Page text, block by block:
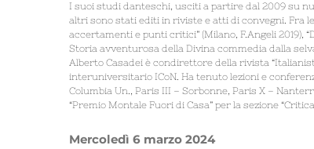
I suoi studi danteschi, usciti a partire dal 2009 su
altri sono stati editi in riviste e atti di convegni. Fra le
accertamenti e punti critici” (Milano, F.Angeli 2019),
Storia avventurosa della Divina commedia dalla
Alberto Casadei è condirettore della rivista
interuniversitario ICoN. Ha tenuto lezioni e
Columbia Un., Paris III – Sorbonne, Paris X –
“Premio Montale Fuori di Casa” per la sezione
Mercoledì 6 marzo 2024